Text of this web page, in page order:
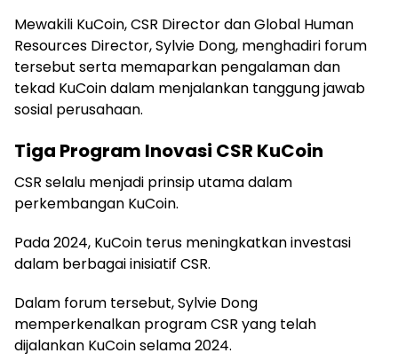
Mewakili KuCoin, CSR Director dan Global Human
Resources Director, Sylvie Dong, menghadiri forum
tersebut serta memaparkan pengalaman dan
tekad KuCoin dalam menjalankan tanggung jawab
sosial perusahaan.
Tiga Program Inovasi CSR KuCoin
CSR selalu menjadi prinsip utama dalam
perkembangan KuCoin.
Pada 2024, KuCoin terus meningkatkan investasi
dalam berbagai inisiatif CSR.
Dalam forum tersebut, Sylvie Dong
memperkenalkan program CSR yang telah
dijalankan KuCoin selama 2024.